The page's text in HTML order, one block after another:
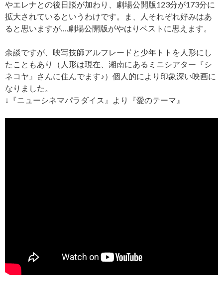
やエレナとの後日談が加わり、劇場公開版123分が173分に
拡大されているというわけです。ま、人それぞれ好みはあ
ると思いますが….劇場公開版がやはりベストに思えます。
余談ですが、映写技師アルフレードと少年トトを人形にし
たこともあり（人形は現在、湘南にあるミニシアター『シ
ネコヤ』さんに住んでます♪）個人的により印象深い映画に
なりました。
↓『ニューシネマパラダイス』より『愛のテーマ』